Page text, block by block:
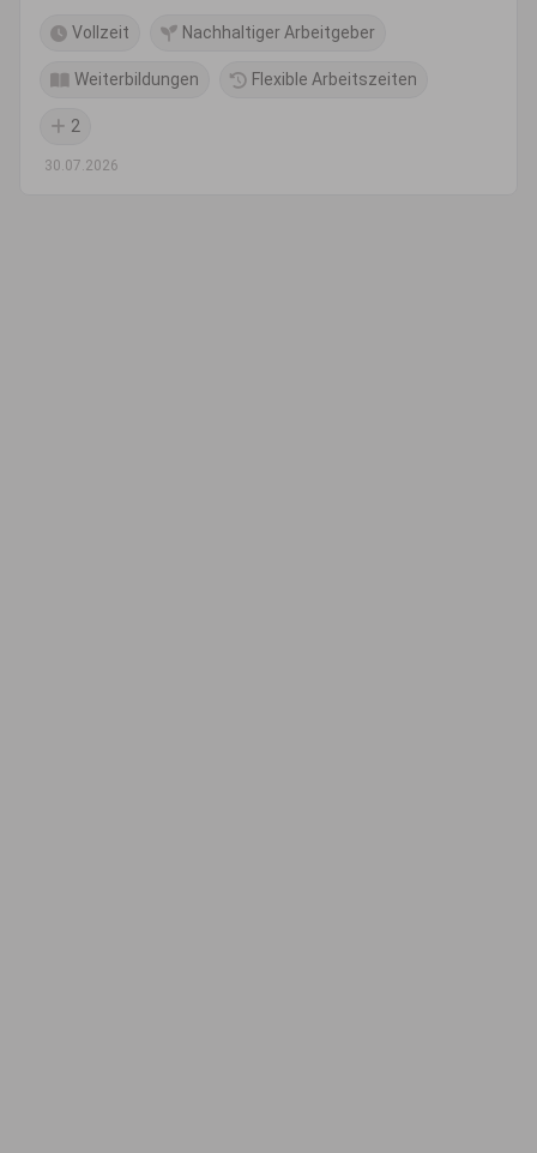
Vollzeit Nachhaltiger Arbeitgeber
Weiterbildungen Flexible Arbeitszeiten
2
30.07.2026